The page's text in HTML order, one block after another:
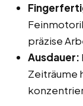
präzise
Ausdauer:
Zeiträume